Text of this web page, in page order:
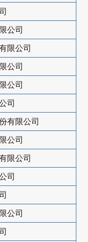
公司
限公司
公司
公司
司
有限公司
公司
限公司
司
公司